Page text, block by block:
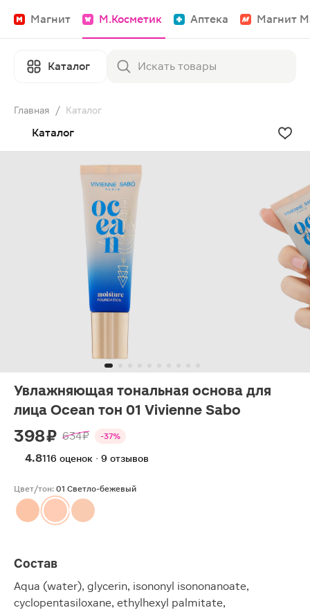
Магнит М.Косметик Аптека Магнит
Каталог
Главная / Каталог
Каталог
Увлажняющая тональная основа для
лица Ocean тон 01 Vivienne Sabo
398 ₽ 634 ₽ -37%
4.8116 оценок · 9 отзывов
Цвет/тон: 01 Светло-бежевый
Состав
Aqua (water), glycerin, isononyl isononanoate,
cyclopentasiloxane, ethylhexyl palmitate,